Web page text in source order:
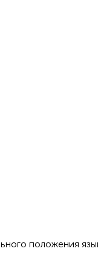
положения